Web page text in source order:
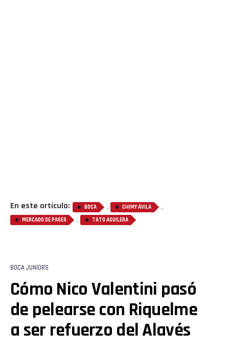
En este artículo: BOCA , CHIMY ÁVILA ,
MERCADO DE PASES , TATO AGUILERA
BOCA JUNIORS
Cómo Nico Valentini pasó
de pelearse con Riquelme
a ser refuerzo del Alavés